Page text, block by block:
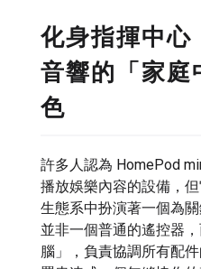
化身指揮中
音響的「家庭
色
許多人認為 HomePod
播放娛樂內容的設備，
生態系中扮演著一個為關
並非一個普通的遙控器
腦」，負責協調所有配